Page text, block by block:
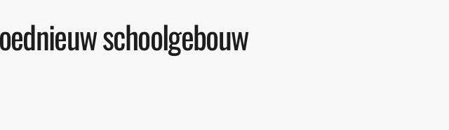
schoolgebouw